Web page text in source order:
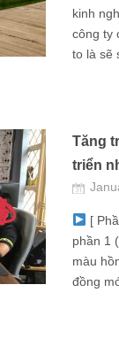
kinh
công ty
to là sẽ
Tăng
triển
[
phần 1
màu
đồng